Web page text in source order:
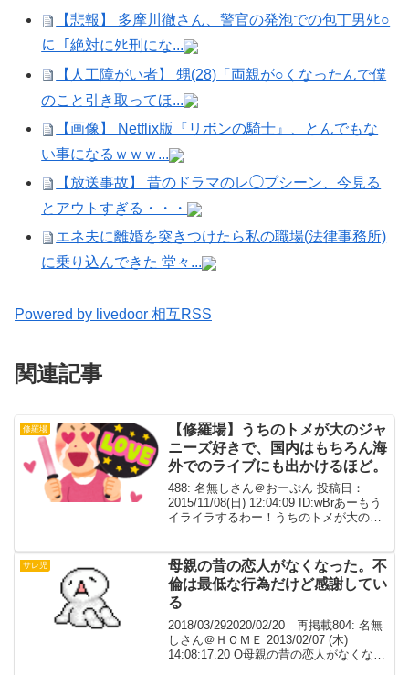
【悲報】 多摩川徹さん、警官の発泡での包丁男ﾀﾋ○
に「絶対にﾀﾋ刑にな...
【人工障がい者】 甥(28)「両親が○くなったんで僕
のこと引き取ってほ...
【画像】 Netflix版『リボンの騎士』、とんでもな
い事になるｗｗｗ...
【放送事故】 昔のドラマのレ◯プシーン、今見る
とアウトすぎる・・・
エネ夫に離婚を突きつけたら私の職場(法律事務所)
に乗り込んできた 堂々...
Powered by livedoor 相互RSS
関連記事
修羅場
【修羅場】うちのトメが大のジャ
ニーズ好きで、国内はもちろん海
外でのライブにも出かけるほど。
488: 名無しさん＠おーぷん 投稿日：
2015/11/08(日) 12:04:09 ID:wBrあーもう
イライラするわー！うちのトメが大のジ
ーズ好きなのは構わないけど...
サレ児
母親の昔の恋人がなくなった。不
倫は最低な行為だけど感謝してい
る
2018/03/292020/02/20 再掲載804: 名無
しさん＠ＨＯＭＥ 2013/02/07 (木)
14:08:17.20 O母親の昔の恋人がなくなっ